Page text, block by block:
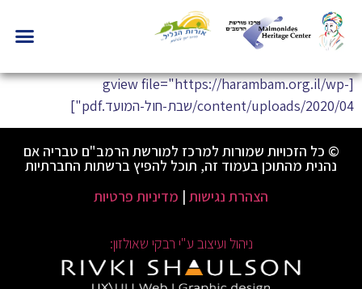
[gview file="https://harambam.org.il/wp-
content/uploads/2020/04/שבת-חול-המועד.pdf"]
© כל הזכויות שמורות למרכז למורשת הרמב"ם טבריה אם
נהנית מהתוכן בעמוד זה, תוכל להפיץ ברשתות החברתיות
הצהרת נגישות | מדיניות פרטיות
ניהול ועיצוב ע"י רבקי שאולזון: